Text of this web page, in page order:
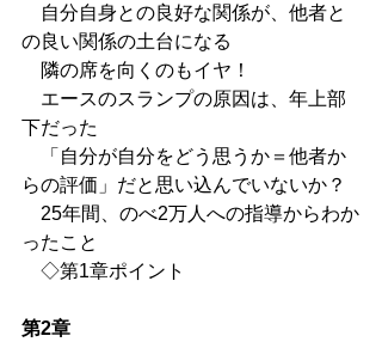
自分自身との良好な関係が、他者と
の良い関係の土台になる
隣の席を向くのもイヤ！
エースのスランプの原因は、年上部
下だった
「自分が自分をどう思うか＝他者か
らの評価」だと思い込んでいないか？
25年間、のべ2万人への指導からわか
ったこと
◇第1章ポイント
第2章